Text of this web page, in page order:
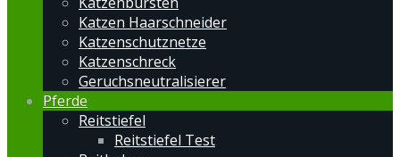
Katzen Haarschneider
Katzenschutznetze
Katzenschreck
Geruchsneutralisierer
Pferde
Reitstiefel
Reitstiefel Test